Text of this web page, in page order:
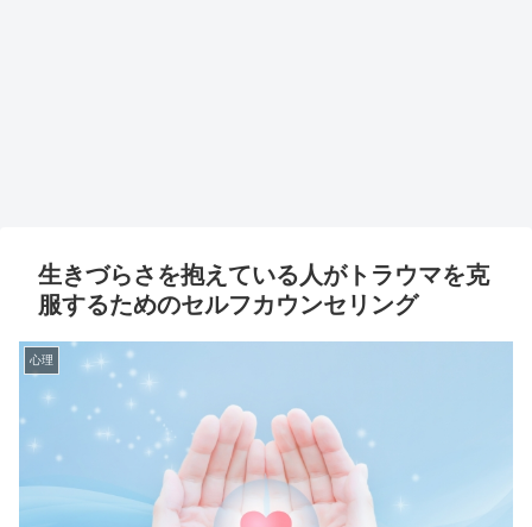
生きづらさを抱えている人がトラウマを克
服するためのセルフカウンセリング
心理